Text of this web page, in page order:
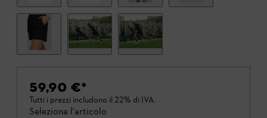
59,90 €*
Tutti i prezzi includono il 22% di IVA.
Seleziona l'articolo